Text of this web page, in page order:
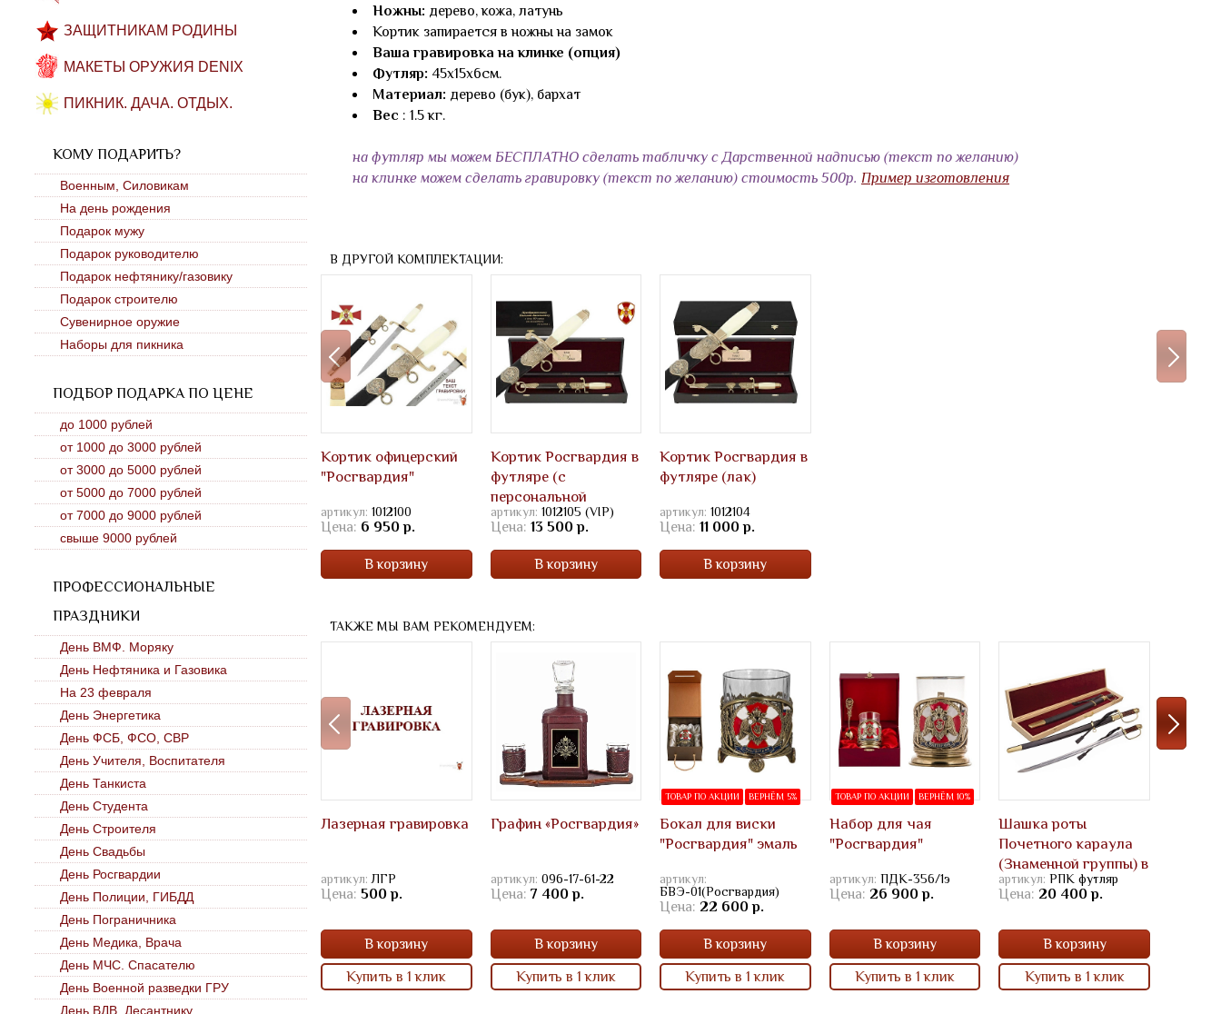
ЗАЩИТНИКАМ РОДИНЫ
МАКЕТЫ ОРУЖИЯ DENIX
ПИКНИК. ДАЧА. ОТДЫХ.
КОМУ ПОДАРИТЬ?
Военным, Силовикам
На день рождения
Подарок мужу
Подарок руководителю
Подарок нефтянику/газовику
Подарок строителю
Сувенирное оружие
Наборы для пикника
ПОДБОР ПОДАРКА ПО ЦЕНЕ
до 1000 рублей
от 1000 до 3000 рублей
от 3000 до 5000 рублей
от 5000 до 7000 рублей
от 7000 до 9000 рублей
свыше 9000 рублей
ПРОФЕССИОНАЛЬНЫЕ
ПРАЗДНИКИ
День ВМФ. Моряку
День Нефтяника и Газовика
На 23 февраля
День Энергетика
День ФСБ, ФСО, СВР
День Учителя, Воспитателя
День Танкиста
День Студента
День Строителя
День Свадьбы
День Росгвардии
День Полиции, ГИБДД
День Пограничника
День Медика, Врача
День МЧС. Спасателю
День Военной разведки ГРУ
День ВДВ. Десантнику
Ножны: дерево, кожа, латунь
Кортик запирается в ножны на замок
Ваша гравировка на клинке (опция)
Футляр: 45x15x6см.
Материал: дерево (бук), бархат
Вес : 1.5 кг.
на футляр мы можем БЕСПЛАТНО сделать табличку с Дарственной надписью (текст по желанию)
на клинке можем сделать гравировку (текст по желанию) стоимость 500р. Пример изготовления
В ДРУГОЙ КОМПЛЕКТАЦИИ:
Кортик офицерский
"Росгвардия"
артикул: 1012100
Цена: 6 950 р.
В корзину
Кортик Росгвардия в
футляре (с
персональной
гравировкой)
артикул: 1012105 (VIP)
Цена: 13 500 р.
В корзину
Кортик Росгвардия в
футляре (лак)
артикул:1012104
Цена: 11 000 р.
В корзину
ТАКЖЕ МЫ ВАМ РЕКОМЕНДУЕМ:
Лазерная гравировка
артикул: ЛГР
Цена: 500 р.
В корзину
Купить в 1 клик
Графин «Росгвардия»
артикул: 096-17-61-22
Цена: 7 400 р.
В корзину
Купить в 1 клик
ТОВАР ПО АКЦИИ ВЕРНЁМ 5%
Бокал для виски
"Росгвардия" эмаль
артикул:
БВЭ-01(Росгвардия)
Цена: 22 600 р.
В корзину
Купить в 1 клик
ТОВАР ПО АКЦИИ ВЕРНЁМ 10%
Набор для чая
"Росгвардия"
артикул: ПДК-356/1э
Цена: 26 900 р.
В корзину
Купить в 1 клик
Шашка роты
Почетного караула
(Знаменной группы) в
футляре
артикул:РПК футляр
Цена: 20 400 р.
В корзину
Купить в 1 клик